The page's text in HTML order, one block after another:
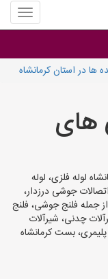
منوی
سایت
ها در استان کرمانشاه
های
لوله فلزی، لوله
جوشی درزدار،
جمله فلنج جوشی، فلنج
چدنی، شیرآلات
پلیمری، بست کرمانشاه